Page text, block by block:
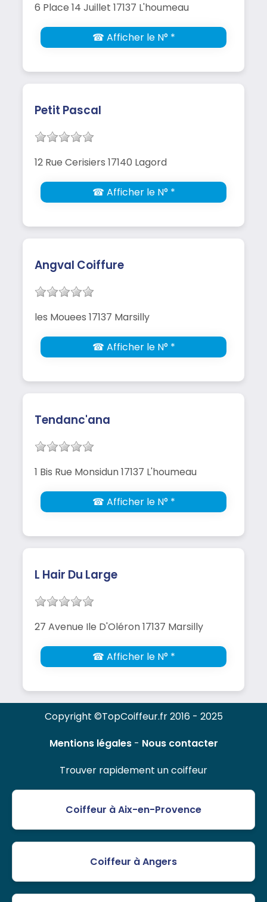
6 Place 14 Juillet 17137 L'houmeau
☎ Afficher le N° *
Petit Pascal
12 Rue Cerisiers 17140 Lagord
☎ Afficher le N° *
Angval Coiffure
les Mouees 17137 Marsilly
☎ Afficher le N° *
Tendanc'ana
1 Bis Rue Monsidun 17137 L'houmeau
☎ Afficher le N° *
L Hair Du Large
27 Avenue Ile D'Oléron 17137 Marsilly
☎ Afficher le N° *
Copyright ©TopCoiffeur.fr 2016 - 2025
Mentions légales- Nous contacter
Trouver rapidement un coiffeur
Coiffeur à Aix-en-Provence
Coiffeur à Angers